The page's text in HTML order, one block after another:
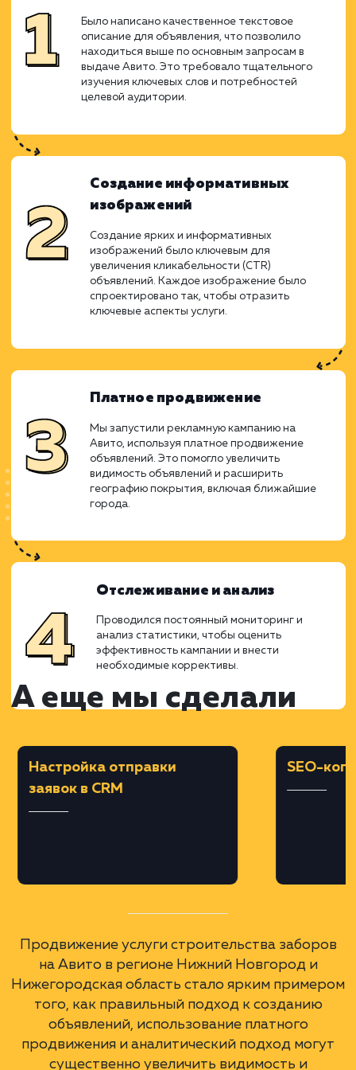
эффективную рекламную кампанию. Мы
расширили наш охват, добавив
ближайшим городам. Все эти меры
привели к заметному увеличению
кликов и конверсии, подтверждая,
детальное планирование и внимание к
Подготовка объявлений
Было написано качественное текстовое
описание для объявления, что позволило
выдаче Авито. Это требовало тщательного
изучения ключевых слов и потребностей
Создание информативных
изображений
Создание ярких и информативных
объявлений. Каждое изображение было
ключевые аспекты услуги.
Мы запустили рекламную кампанию на
Авито, используя платное продвижение
объявлений. Это помогло увеличить
Проводился постоянный мониторинг и
анализ статистики, чтобы оценить
эффективность кампании и внести
необходимые коррективы.
А еще мы сделали